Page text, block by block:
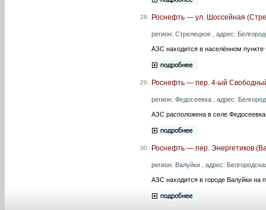
28. Роснефть — ул. Шоссейная
регион: Стрелецкое , адрес:
АЗС находится в населённом
29. Роснефть — пер. 4-ый
регион: Федосеевка , адрес:
АЗС расположена в селе
30. Роснефть — пер. Энергетиков
регион: Валуйки , адрес:
АЗС находится в городе Валуйки на